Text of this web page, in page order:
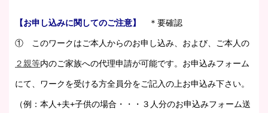
【お申し込みに関してのご注意】 ＊要確認
① このワークはご本人からのお申し込み、および、ご本人の
２親等内のご家族への代理申請が可能です。お申込みフォーム
にて、ワークを受ける方全員分をご記入の上お申込み下さい。
（例：本人+夫+子供の場合・・・３人分のお申込みフォーム送